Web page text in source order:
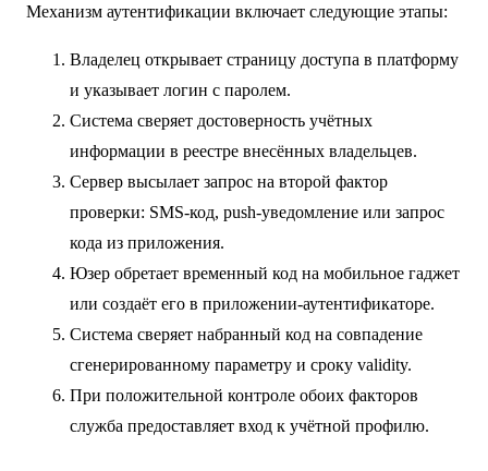
Механизм аутентификации включает следующие этапы:
Владелец открывает страницу доступа в платформу
и указывает логин с паролем.
Система сверяет достоверность учётных
информации в реестре внесённых владельцев.
Сервер высылает запрос на второй фактор
проверки: SMS-код, push-уведомление или запрос
кода из приложения.
Юзер обретает временный код на мобильное гаджет
или создаёт его в приложении-аутентификаторе.
Система сверяет набранный код на совпадение
сгенерированному параметру и сроку validity.
При положительной контроле обоих факторов
служба предоставляет вход к учётной профилю.